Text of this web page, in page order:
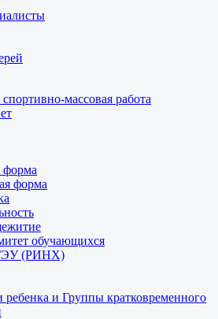
массовая работа
форма
форма
обучающихся
(РИНХ)
и Группы кратковременного